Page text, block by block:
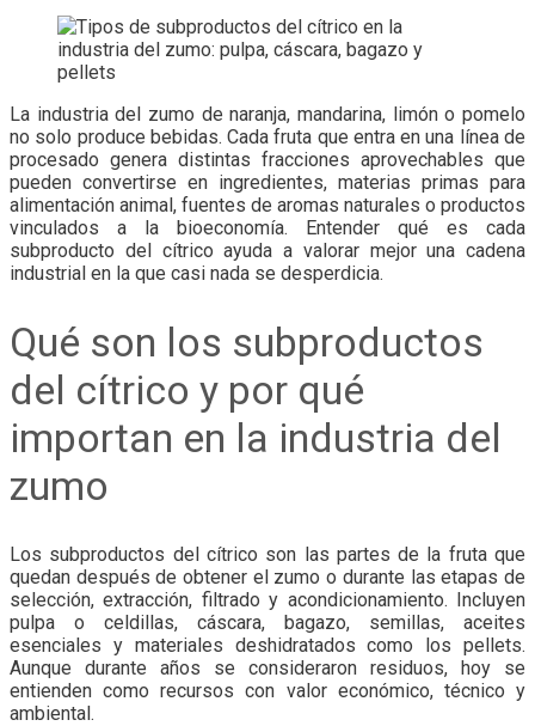
La industria del zumo de naranja, mandarina, limón o pomelo
no solo produce bebidas. Cada fruta que entra en una línea de
procesado genera distintas fracciones aprovechables que
pueden convertirse en ingredientes, materias primas para
alimentación animal, fuentes de aromas naturales o productos
vinculados a la bioeconomía. Entender qué es cada
subproducto del cítrico ayuda a valorar mejor una cadena
industrial en la que casi nada se desperdicia.
Qué son los subproductos
del cítrico y por qué
importan en la industria del
zumo
Los subproductos del cítrico son las partes de la fruta que
quedan después de obtener el zumo o durante las etapas de
selección, extracción, filtrado y acondicionamiento. Incluyen
pulpa o celdillas, cáscara, bagazo, semillas, aceites
esenciales y materiales deshidratados como los pellets.
Aunque durante años se consideraron residuos, hoy se
entienden como recursos con valor económico, técnico y
ambiental.